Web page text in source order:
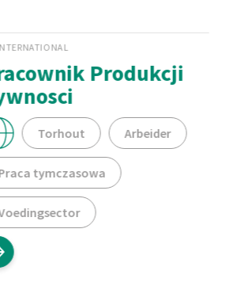
Produkcji
Torhout Arbeider
tymczasowa